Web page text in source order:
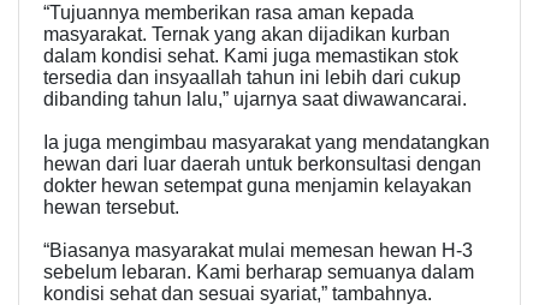
“Tujuannya memberikan rasa aman kepada
masyarakat. Ternak yang akan dijadikan kurban
dalam kondisi sehat. Kami juga memastikan stok
tersedia dan insyaallah tahun ini lebih dari cukup
dibanding tahun lalu,” ujarnya saat diwawancarai.
Ia juga mengimbau masyarakat yang mendatangkan
hewan dari luar daerah untuk berkonsultasi dengan
dokter hewan setempat guna menjamin kelayakan
hewan tersebut.
“Biasanya masyarakat mulai memesan hewan H-3
sebelum lebaran. Kami berharap semuanya dalam
kondisi sehat dan sesuai syariat,” tambahnya.